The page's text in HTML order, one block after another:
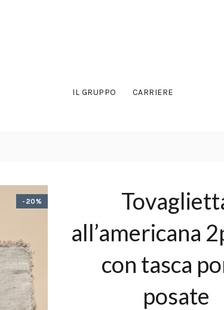
IL GRUPPO CARRIERE
-20%
all’americana
con tasca
posate